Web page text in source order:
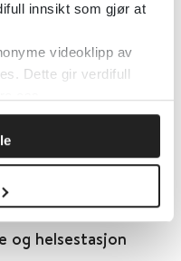
innsikt som gjør at
videoklipp av
Dette gir verdifull
og
og helsestasjon